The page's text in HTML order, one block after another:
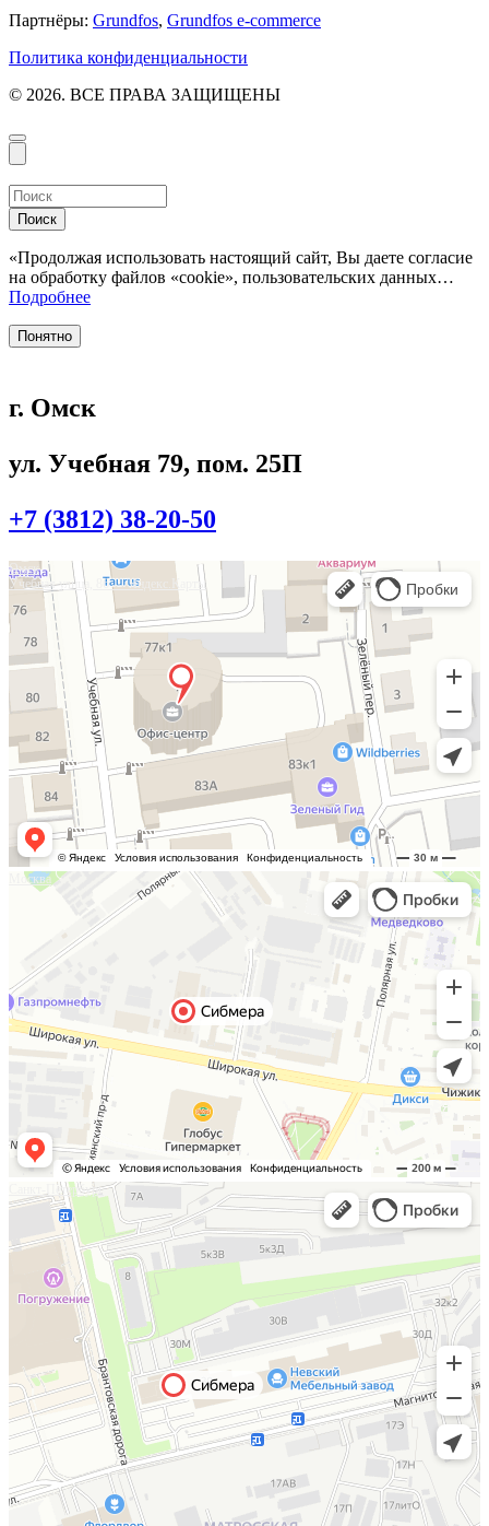
Партнёры: Grundfos, Grundfos e-commerce
Политика конфиденциальности
© 2026. ВСЕ ПРАВА ЗАЩИЩЕНЫ
Поиск
«Продолжая использовать настоящий сайт, Вы даете согласие
на обработку файлов «cookie», пользовательских данных…
Подробнее
Понятно
г. Омск
ул. Учебная 79, пом. 25П
+7 (3812) 38-20-50
Омск
Учебная улица, 86 — Яндекс.Карты
Москва
Санкт-Петербург